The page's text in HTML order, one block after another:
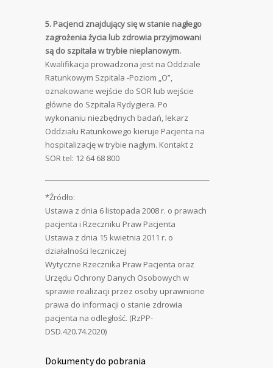
5. Pacjenci znajdujący się w stanie nagłego
zagrożenia życia lub zdrowia przyjmowani
są do szpitala w trybie nieplanowym.
Kwalifikacja prowadzona jest na Oddziale
Ratunkowym Szpitala -Poziom „O”,
oznakowane wejście do SOR lub wejście
główne do Szpitala Rydygiera. Po
wykonaniu niezbędnych badań, lekarz
Oddziału Ratunkowego kieruje Pacjenta na
hospitalizację w trybie nagłym. Kontakt z
SOR tel: 12 64 68 800
*Źródło:
Ustawa z dnia 6 listopada 2008 r. o prawach
pacjenta i Rzeczniku Praw Pacjenta
Ustawa z dnia 15 kwietnia 2011 r. o
działalności leczniczej
Wytyczne Rzecznika Praw Pacjenta oraz
Urzędu Ochrony Danych Osobowych w
sprawie realizacji przez osoby uprawnione
prawa do informacji o stanie zdrowia
pacjenta na odległość. (RzPP-
DSD.420.74.2020)
Dokumenty do pobrania